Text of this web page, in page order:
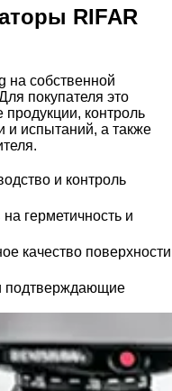
RIFAR
на собственной
покупателя это
контроль
и испытаний, а также
и контроль
герметичность и
качество поверхности
подтверждающие